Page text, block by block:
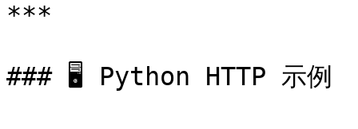
***
### 🖥 Python HTTP 示例